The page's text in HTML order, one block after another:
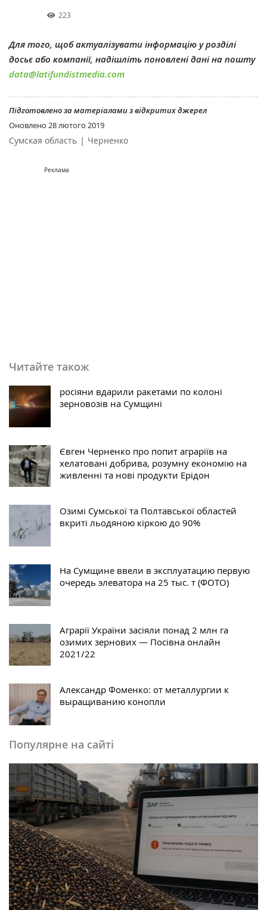
223
Для того, щоб актуалізувати інформацію у розділі
досьє або компанії, надішліть поновлені дані на пошту
data@latifundistmedia.com
Підготовлено за матеріалами з відкритих джерел
Оновлено 28 лютого 2019
Сумская область | Черненко
Реклама
Читайте також
росіяни вдарили ракетами по колоні
зерновозів на Сумщині
Євген Черненко про попит аграріїв на
хелатовані добрива, розумну економію на
живленні та нові продукти Ерідон
Озимі Сумської та Полтавської областей
вкриті льодяною кіркою до 90%
На Сумщине ввели в эксплуатацию первую
очередь элеватора на 25 тыс. т (ФОТО)
Аграрії України засіяли понад 2 млн га
озимих зернових — Посівна онлайн
2021/22
Александр Фоменко: от металлургии к
выращиванию конопли
Популярне на сайті